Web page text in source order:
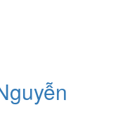
Nội
Nhân viên pv